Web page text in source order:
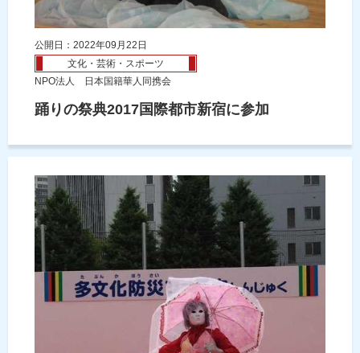
公開日：2022年09月22日
文化・芸術・スポーツ
NPO法人 日本国籍華人同携会
踊りの祭典2017国際都市新宿に参加